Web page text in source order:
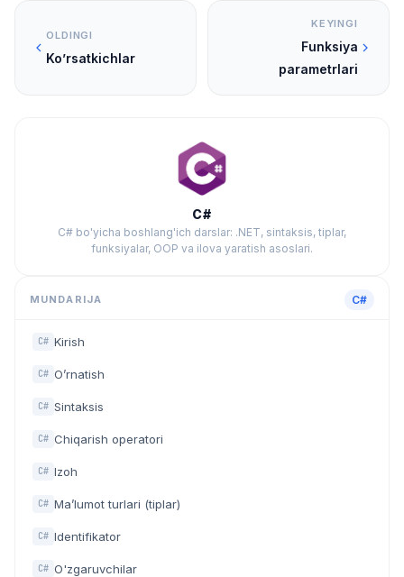
OLDINGI
Ko’rsatkichlar
KEYINGI
Funksiya
parametrlari
C#
C# bo'yicha boshlang'ich darslar: .NET, sintaksis, tiplar,
funksiyalar, OOP va ilova yaratish asoslari.
MUNDARIJA C#
C# Kirish
C# O’rnatish
C# Sintaksis
C# Chiqarish operatori
C# Izoh
C# Ma’lumot turlari (tiplar)
C# Identifikator
C# O'zgaruvchilar